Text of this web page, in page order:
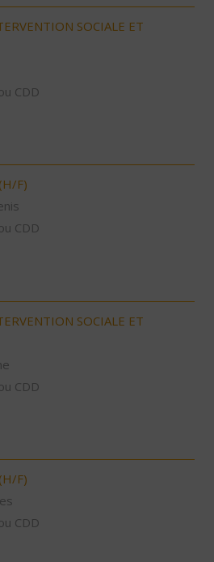
SOCIALE ET
CDD
F)
CDD
SOCIALE ET
CDD
F)
CDD